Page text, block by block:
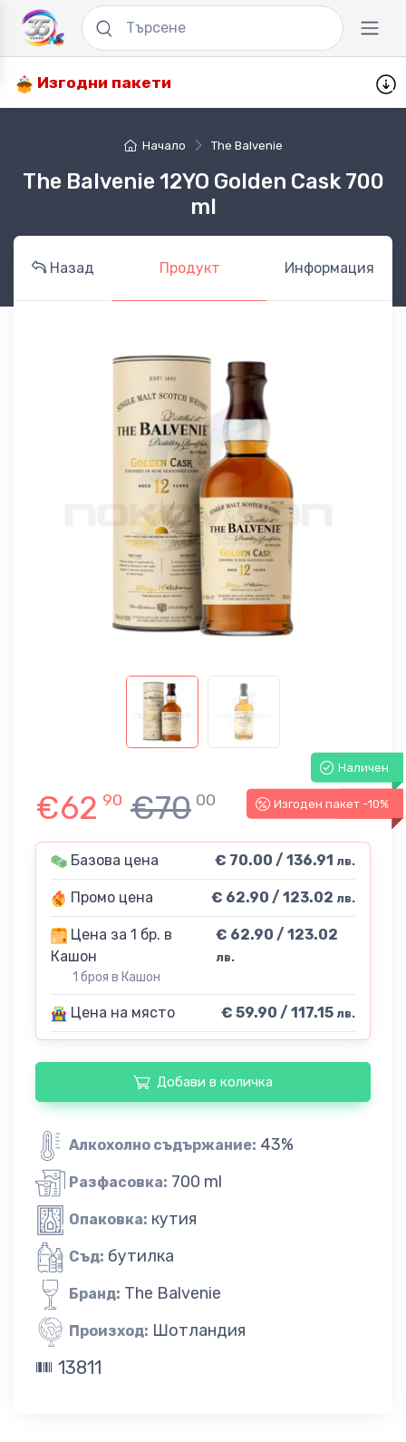
Изгодни пакети
Начало The Balvenie
The Balvenie 12YO Golden Cask 700
ml
Назад Продукт Информация
Наличен
-10%
Изгоден пакет -10%
€62 90 €70 00
Базова цена € 70.00 / 136.91 лв.
Промо цена € 62.90 / 123.02 лв.
Цена за 1 бр. в
Кашон
1 броя в Кашон
€ 62.90 / 123.02
лв.
Цена на място € 59.90 / 117.15 лв.
Добави в количка
Алкохолно съдържание: 43%
Разфасовка: 700 ml
Опаковка: кутия
Съд: бутилка
Бранд: The Balvenie
Произход: Шотландия
13811